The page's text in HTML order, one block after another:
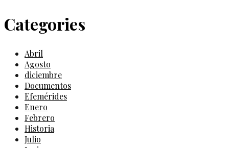
Categories
Abril
Agosto
diciembre
Documentos
Efemérides
Enero
Febrero
Historia
Julio